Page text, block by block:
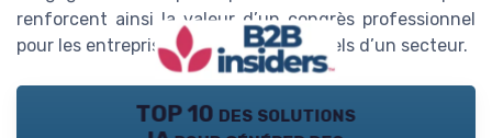
renforcent ainsi la valeur d’un congrès professionnel
pour les entreprises et les professionnels d’un secteur.
TOP 10 des solutions